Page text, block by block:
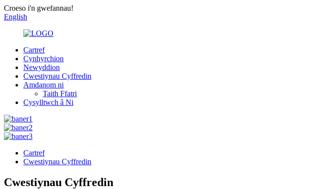
Croeso i'n gwefannau!
English
Cartref
Cynhyrchion
Newyddion
Cwestiynau Cyffredin
Amdanom ni
Taith Ffatri
Cysylltwch â Ni
Cartref
Cwestiynau Cyffredin
Cwestiynau Cyffredin